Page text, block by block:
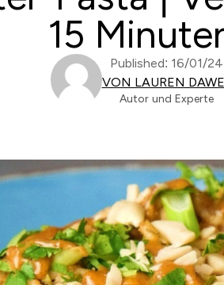
15
Published: 16/01/24
VON LAUREN
Autor und Experte